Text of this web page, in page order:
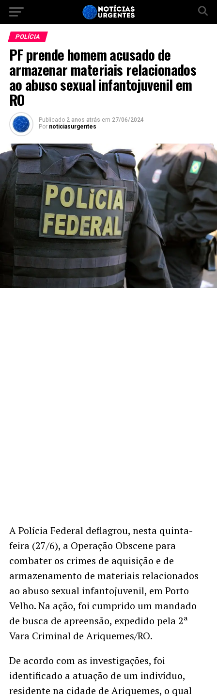
POLÍCIA
PF prende homem acusado de
armazenar materiais relacionados
ao abuso sexual infantojuvenil em
RO
Publicado 2 anos atrás em 27/06/2024
Por noticiasurgentes
A Polícia Federal deflagrou, nesta quinta-
feira (27/6), a Operação Obscene para
combater os crimes de aquisição e de
armazenamento de materiais relacionados
ao abuso sexual infantojuvenil, em Porto
Velho. Na ação, foi cumprido um mandado
de busca de apreensão, expedido pela 2ª
Vara Criminal de Ariquemes/RO.
De acordo com as investigações, foi
identificado a atuação de um indivíduo,
residente na cidade de Ariquemes, o qual